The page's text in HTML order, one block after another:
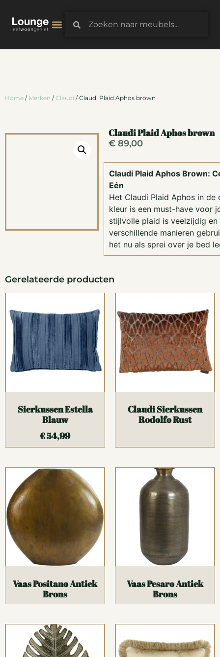
Home / Merken /Claudi / Claudi Plaid Aphos brown
Claudi Plaid Aphos brown
€89,00
Claudi Plaid Aphos Brown:
Eén
Het Claudi Plaid Aphos in de
kleur is een must-have voor
stijlvolle plaid is veelzijdig en
verschillende manieren
het nu als sprei over je bed
Gerelateerde producten
Sierkussen Estella
Blauw
€54,99
Claudi Sierkussen
Rodolfo Rust
Vaas Positano Antiek
Brons
Vaas Pesaro Antiek
Brons